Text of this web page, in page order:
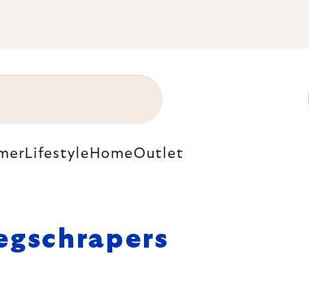
Lifestyle HomeOutlet